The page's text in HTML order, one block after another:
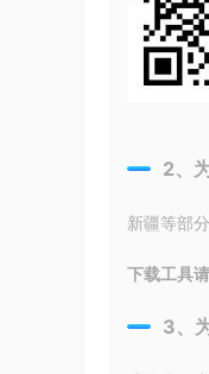
2、
新疆等部
下载工具
3、